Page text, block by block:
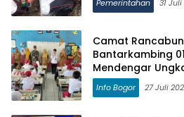
Pemerintahan 31
Camat
Bantarkambing
Mendengar
Ruang Kelas dan
Info Bogor 27 Juli